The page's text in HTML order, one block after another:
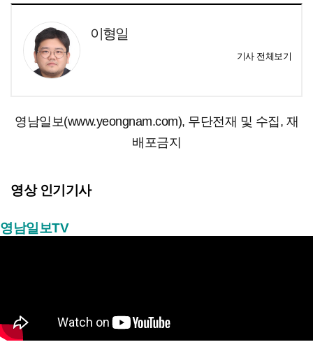
이형일
기사 전체보기
영남일보(www.yeongnam.com), 무단전재 및 수집, 재
배포금지
영상 인기기사
영남일보TV